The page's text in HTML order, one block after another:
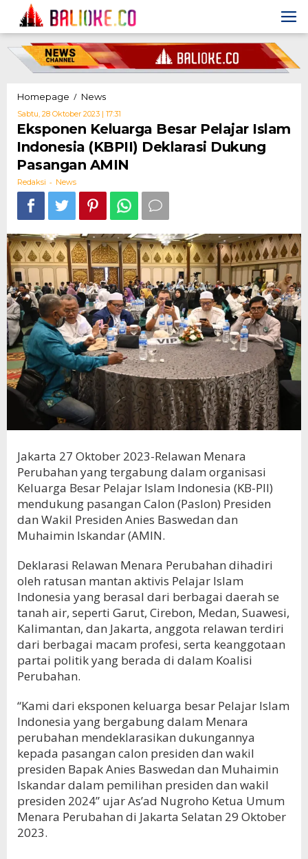
content
Homepage / NewsEksponen
Keluarga
Besar
Pelajar
Islam
Indonesia
(KBPII)
Dukung
Pasangan
AMIN
Sabtu, 28 Oktober 2023 | 17:31
Eksponen Keluarga Besar Pelajar Islam
Indonesia (KBPII) Deklarasi Dukung
Pasangan AMIN
Redaksi - News
Jakarta 27 Oktober 2023-Relawan Menara
Perubahan yang tergabung dalam organisasi
Keluarga Besar Pelajar Islam Indonesia (KB-PII)
mendukung pasangan Calon (Paslon) Presiden
dan Wakil Presiden Anies Baswedan dan
Muhaimin Iskandar (AMIN.
Deklarasi Relawan Menara Perubahan dihadiri
oleh ratusan mantan aktivis Pelajar Islam
Indonesia yang berasal dari berbagai daerah se
tanah air, seperti Garut, Cirebon, Medan, Suawesi,
Kalimantan, dan Jakarta, anggota relawan terdiri
dari berbagai macam profesi, serta keanggotaan
partai politik yang berada di dalam Koalisi
Perubahan.
“Kami dari eksponen keluarga besar Pelajar Islam
Indonesia yang bergabung dalam Menara
perubahan mendeklarasikan dukungannya
kepada pasangan calon presiden dan wakil
presiden Bapak Anies Baswedan dan Muhaimin
Iskandar dalam pemilihan presiden dan wakil
presiden 2024” ujar As’ad Nugroho Ketua Umum
Menara Perubahan di Jakarta Selatan 29 Oktober
2023.